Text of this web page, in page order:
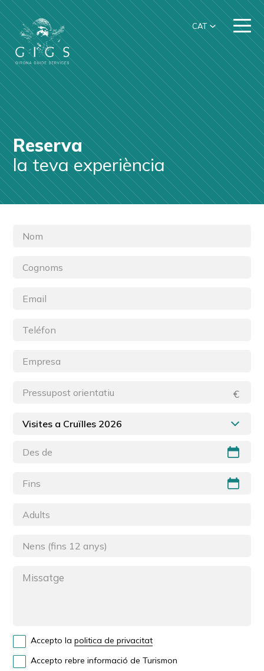
CAT
Reserva
la teva experiència
Accepto lapolitica de privacitat
Accepto rebre informació de Turismon